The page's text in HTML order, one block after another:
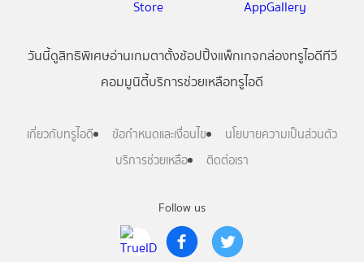
Follow us
วันนี้ดูสิทธิพิเศษอ่านเกมตาตั้งช้อปปิ้งแพ็กเกจกล่องทรูไอดีทีวี
คอมมูนิตี้บริการช่วยเหลือทรูไอดี
เกี่ยวกับทรูไอดี ข้อกำหนดและเงื่อนไข
นโยบายความเป็นส่วนตัว
บริการช่วยเหลือ
ติดต่อเรา